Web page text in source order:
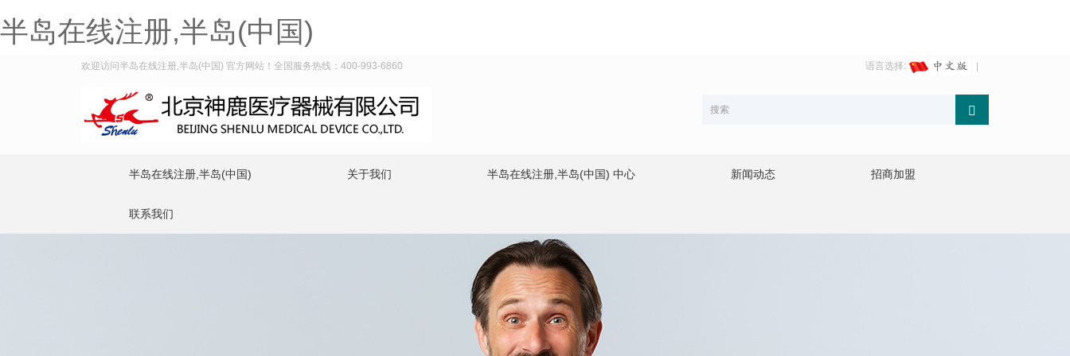
半岛在线注册,半岛(中国)
欢迎访问半岛在线注册,半岛(中国) 官方网站！全国服务热线：400-993-6860 语言选择:
半岛在线注册,半岛(中国) 关于我们 半岛在线注册,半岛(中国) 中心 新闻动态 招商加盟
联系我们